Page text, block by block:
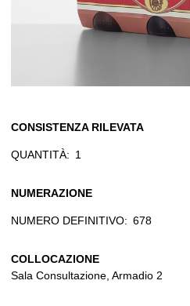
CONSISTENZA RILEVATA
QUANTITÀ: 1
NUMERAZIONE
NUMERO DEFINITIVO: 678
COLLOCAZIONE
Sala Consultazione, Armadio 2